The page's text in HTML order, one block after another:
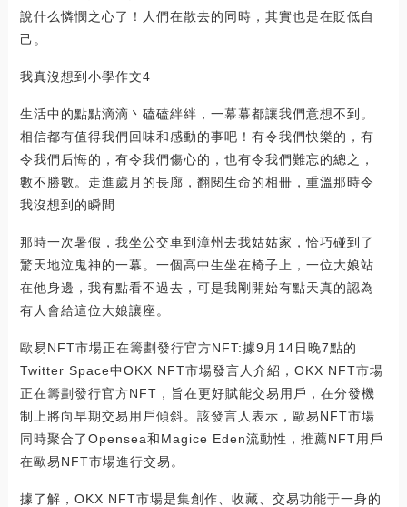
說什么憐憫之心了！人們在散去的同時，其實也是在貶低自
己。
我真沒想到小學作文4
生活中的點點滴滴丶磕磕絆絆，一幕幕都讓我們意想不到。
相信都有值得我們回味和感動的事吧！有令我們快樂的，有
令我們后悔的，有令我們傷心的，也有令我們難忘的總之，
數不勝數。走進歲月的長廊，翻閱生命的相冊，重溫那時令
我沒想到的瞬間
那時一次暑假，我坐公交車到漳州去我姑姑家，恰巧碰到了
驚天地泣鬼神的一幕。一個高中生坐在椅子上，一位大娘站
在他身邊，我有點看不過去，可是我剛開始有點天真的認為
有人會給這位大娘讓座。
歐易NFT市場正在籌劃發行官方NFT:據9月14日晚7點的
Twitter Space中OKX NFT市場發言人介紹，OKX NFT市場
正在籌劃發行官方NFT，旨在更好賦能交易用戶，在分發機
制上將向早期交易用戶傾斜。該發言人表示，歐易NFT市場
同時聚合了Opensea和Magice Eden流動性，推薦NFT用戶
在歐易NFT市場進行交易。
據了解，OKX NFT市場是集創作、收藏、交易功能于一身的